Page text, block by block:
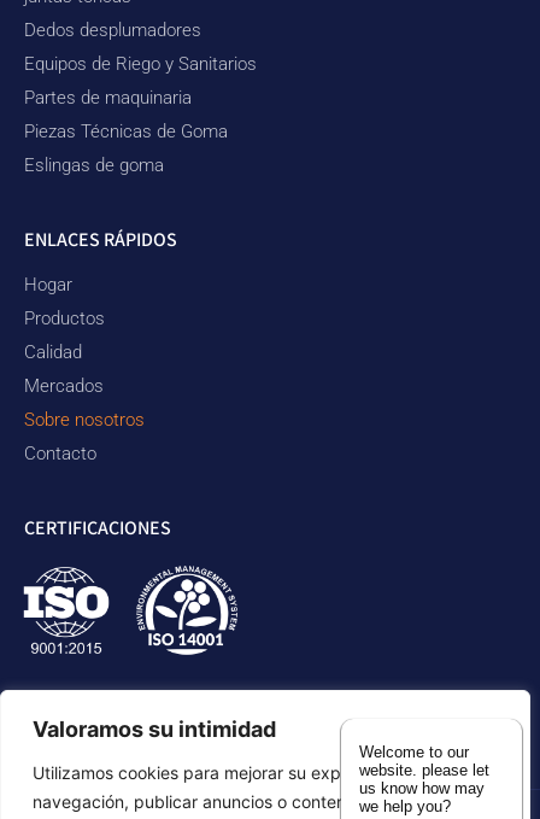
Valoramos su intimidad
Utilizamos cookies para mejorar su experiencia de
navegación, publicar anuncios o contenidos
Dedos desplumadores
Equipos de Riego y Sanitarios
Partes de maquinaria
Piezas Técnicas de Goma
Eslingas de goma
ENLACES RÁPIDOS
Hogar
Productos
Calidad
Mercados
Sobre nosotros
Contacto
CERTIFICACIONES
Welcome to our
website. please let
us know how may
we help you?